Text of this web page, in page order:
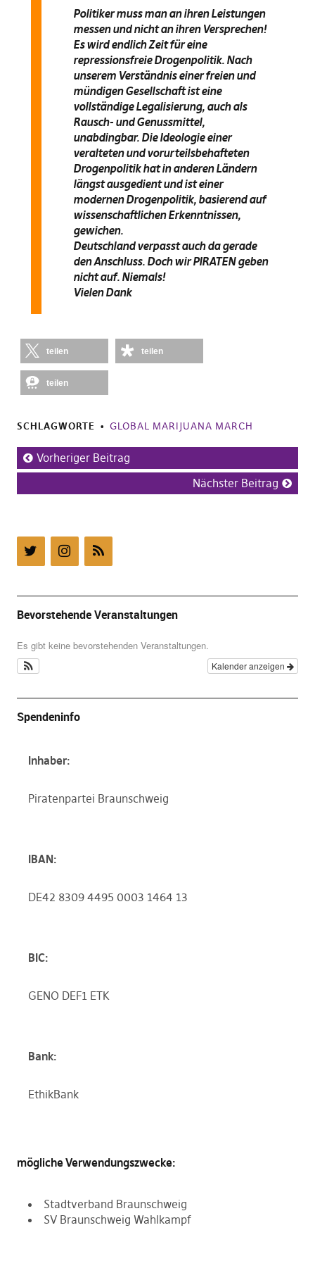
Politiker muss man an ihren Leistungen
messen und nicht an ihren Versprechen!
Es wird endlich Zeit für eine
repressionsfreie Drogenpolitik. Nach
unserem Verständnis einer freien und
mündigen Gesellschaft ist eine
vollständige Legalisierung, auch als
Rausch- und Genussmittel,
unabdingbar. Die Ideologie einer
veralteten und vorurteilsbehafteten
Drogenpolitik hat in anderen Ländern
längst ausgedient und ist einer
modernen Drogenpolitik, basierend auf
wissenschaftlichen Erkenntnissen,
gewichen.
Deutschland verpasst auch da gerade
den Anschluss. Doch wir PIRATEN geben
nicht auf. Niemals!
Vielen Dank
teilen teilen
teilen
SCHLAGWORTE GLOBAL MARIJUANA MARCH
Vorheriger Beitrag
Nächster Beitrag
Bevorstehende Veranstaltungen
Es gibt keine bevorstehenden Veranstaltungen.
Kalender anzeigen
Spendeninfo
Inhaber:
Piratenpartei Braunschweig
IBAN:
DE42 8309 4495 0003 1464 13
BIC:
GENO DEF1 ETK
Bank:
EthikBank
mögliche Verwendungszwecke:
Stadtverband Braunschweig
SV Braunschweig Wahlkampf